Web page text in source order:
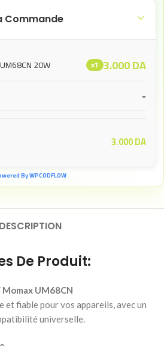
Commande
20W x1 3.000DA
-
3.000DA
By WPCODFLOW
DESCRIPTION
De Produit:
UM68CN
et fiable pour vos appareils, avec un
universelle.